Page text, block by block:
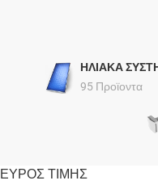
ΗΛΙΑΚΑ
95 Προϊοντα
ΕΥΡΟΣ ΤΙΜΗΣ